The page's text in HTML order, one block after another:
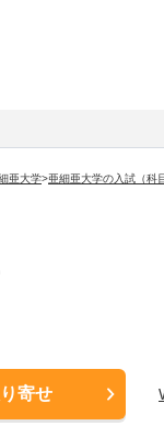
亜大学>亜細亜大学の入試（科
寄せ